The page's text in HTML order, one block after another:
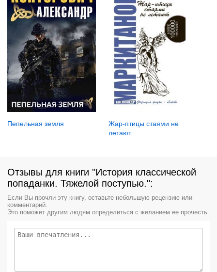
Пепельная земля
Жар-птицы стаями не
летают
Отзывы для книги "История классической
попаданки. Тяжелой поступью.":
Если Вы прочли эту книгу, оставьте небольшую рецензию или
комментарий.
Это поможет другим людям определиться с желанием ее прочесть.